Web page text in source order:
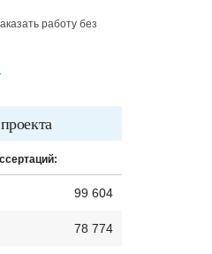
работу без
99 604
78 774